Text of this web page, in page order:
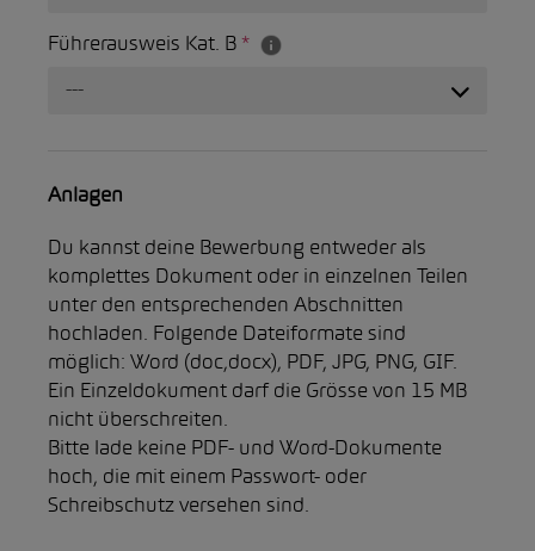
Führerausweis Kat. B *
---
Anlagen
Du kannst deine Bewerbung entweder als
komplettes Dokument oder in einzelnen Teilen
unter den entsprechenden Abschnitten
hochladen. Folgende Dateiformate sind
möglich: Word (doc,docx), PDF, JPG, PNG, GIF.
Ein Einzeldokument darf die Grösse von 15 MB
nicht überschreiten.
Bitte lade keine PDF- und Word-Dokumente
hoch, die mit einem Passwort- oder
Schreibschutz versehen sind.